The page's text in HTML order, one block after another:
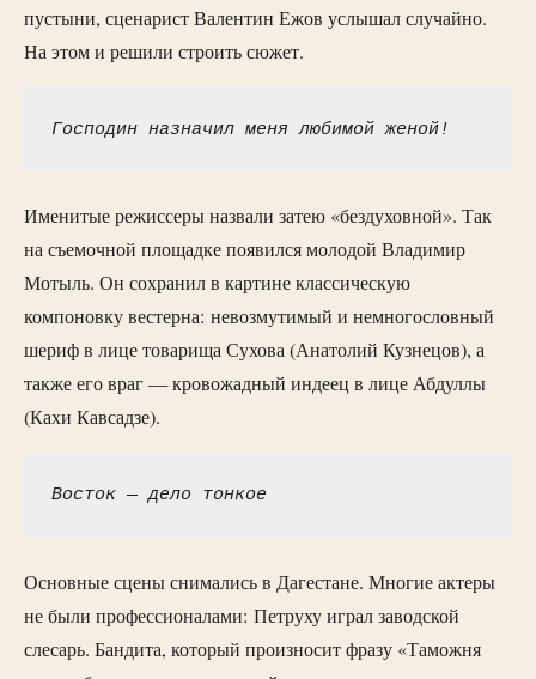
пустыни, сценарист Валентин Ежов услышал случайно.
На этом и решили строить сюжет.
Господин назначил меня любимой женой!
Именитые режиссеры назвали затею «бездуховной». Так
на съемочной площадке появился молодой Владимир
Мотыль. Он сохранил в картине классическую
компоновку вестерна: невозмутимый и немногословный
шериф в лице товарища Сухова (Анатолий Кузнецов), а
также его враг — кровожадный индеец в лице Абдуллы
(Кахи Кавсадзе).
Восток — дело тонкое
Основные сцены снимались в Дагестане. Многие актеры
не были профессионалами: Петруху играл заводской
слесарь. Бандита, который произносит фразу «Таможня